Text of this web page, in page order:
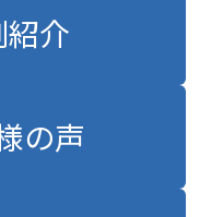
介
の声